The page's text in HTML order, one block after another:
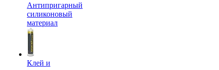
Антипригарный
силиконовый
материал
Клей и